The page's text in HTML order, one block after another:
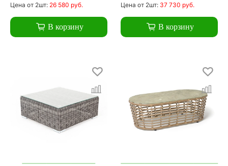
Цена от 2шт: 26 580 руб.
В корзину
Цена от 2шт: 37 730 руб.
В корзину